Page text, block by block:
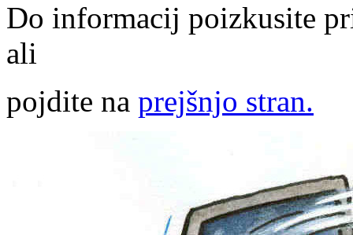
Do informacij poizkusite
ali
pojdite na prejšnjo stran.